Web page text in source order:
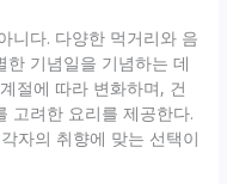
니다. 다양한 먹거리와 음
기념일을 기념하는 데
절에 따라 변화하며, 건
고려한 요리를 제공한다.
자의 취향에 맞는 선택이